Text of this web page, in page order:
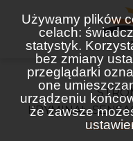
Używamy plików
celach:
statystyk.
bez zmiany
przeglądarki
one
urządzeniu
że zawsze
KRYMINAŁ,
ZŁO